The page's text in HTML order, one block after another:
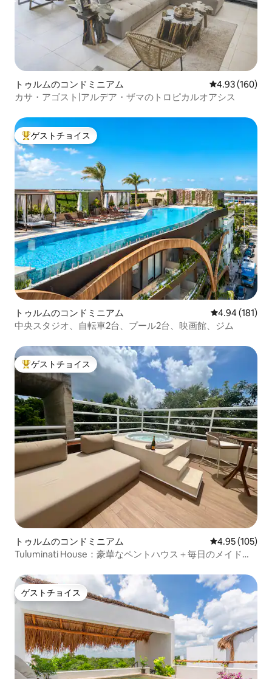
トゥルムのコンドミニアム レビュー160
4.93 (160)
カサ・アゴスト|アルデア・ザマのトロピカルオアシス
大好評のゲストチョイスです。
ゲストチョイス
トゥルムのコンドミニアム レビュー181
4.94 (181)
中央スタジオ、自転車2台、プール2台、映画館、ジム
大好評のゲストチョイスです。
ゲストチョイス
トゥルムのコンドミニアム レビュー105
4.95 (105)
Tuluminati House：豪華なペントハウス＋毎日のメイドサ
ゲストチョイス
ゲストチョイス